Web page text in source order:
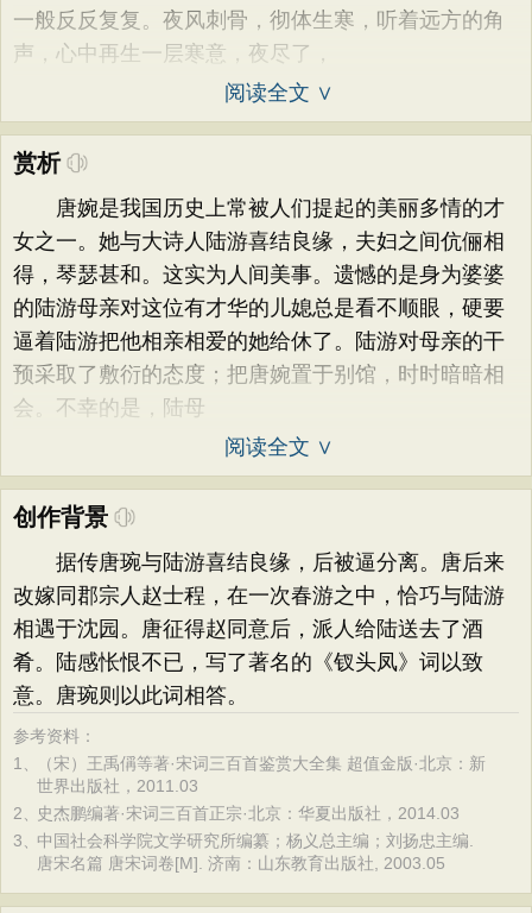
一般反反复复。夜风刺骨，彻体生寒，听着远方的角
声，心中再生一层寒意，夜尽了，
阅读全文 ∨
赏析
唐婉是我国历史上常被人们提起的美丽多情的才
女之一。她与大诗人陆游喜结良缘，夫妇之间伉俪相
得，琴瑟甚和。这实为人间美事。遗憾的是身为婆婆
的陆游母亲对这位有才华的儿媳总是看不顺眼，硬要
逼着陆游把他相亲相爱的她给休了。陆游对母亲的干
预采取了敷衍的态度；把唐婉置于别馆，时时暗暗相
会。不幸的是，陆母
阅读全文 ∨
创作背景
据传唐琬与陆游喜结良缘，后被逼分离。唐后来
改嫁同郡宗人赵士程，在一次春游之中，恰巧与陆游
相遇于沈园。唐征得赵同意后，派人给陆送去了酒
肴。陆感怅恨不已，写了著名的《钗头凤》词以致
意。唐琬则以此词相答。
参考资料：
1、
（宋）王禹偁等著·宋词三百首鉴赏大全集 超值金版·北京：新
世界出版社，2011.03
2、 史杰鹏编著·宋词三百首正宗·北京：华夏出版社，2014.03
3、中国社会科学院文学研究所编纂；杨义总主编；刘扬忠主编.
唐宋名篇 唐宋词卷[M]. 济南：山东教育出版社, 2003.05